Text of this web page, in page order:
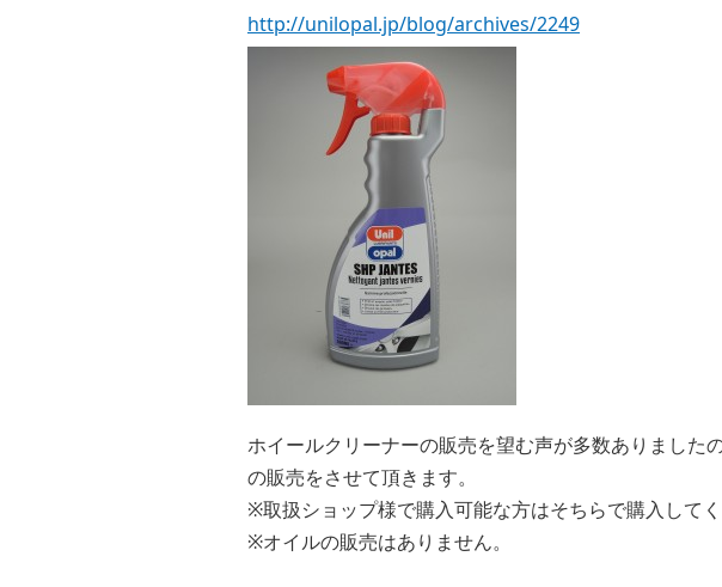
http://unilopal.jp/blog/archives/2249
ホイールクリーナーの販売を望む声が多数ありました
の販売をさせて頂きます。
※取扱ショップ様で購入可能な方はそちらで購入してく
※オイルの販売はありません。